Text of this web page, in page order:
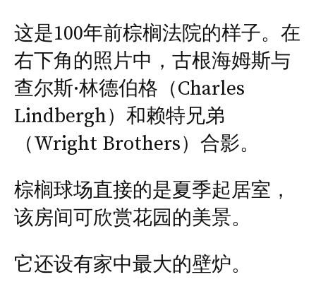
这是100年前棕榈法院的样子。在
右下角的照片中，古根海姆斯与
查尔斯·林德伯格（Charles
Lindbergh）和赖特兄弟
（Wright Brothers）合影。
棕榈球场直接的是夏季起居室，
该房间可欣赏花园的美景。
它还设有家中最大的壁炉。